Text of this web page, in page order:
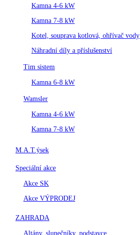
Kamna 4-6 kW
Kamna 7-8 kW
Kotel, souprava kotlová, ohřívač vody
Náhradní díly a příslušenství
Tim sistem
Kamna 6-8 kW
Wamsler
Kamna 4-6 kW
Kamna 7-8 kW
M.A.T.ýsek
Speciální akce
Akce SK
Akce VÝPRODEJ
ZAHRADA
Altány, slunečníky, podstavce